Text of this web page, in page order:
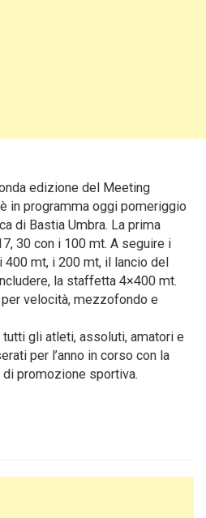
edizione del Meeting
in programma oggi pomeriggio
di Bastia Umbra. La prima
30 con i 100 mt. A seguire i
400 mt, i 200 mt, il lancio del
la staffetta 4×400 mt.
velocità, mezzofondo e
gli atleti, assoluti, amatori e
per l’anno in corso con la
promozione sportiva.